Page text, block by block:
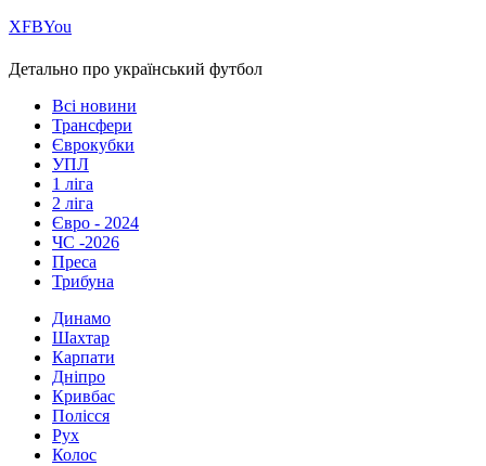
ХFBYou
Детально про український футбол
Всі новини
Трансфери
Єврокубки
УПЛ
1 ліга
2 ліга
Євро - 2024
ЧС -2026
Преса
Трибуна
Динамо
Шахтар
Карпати
Дніпро
Кривбас
Полісся
Рух
Колос